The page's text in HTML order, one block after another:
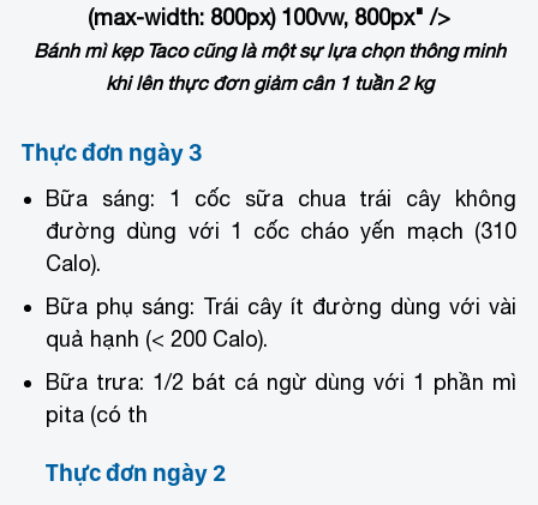
(max-width: 800px) 100vw, 800px" />
Bánh mì kẹp Taco cũng là một sự lựa chọn thông minh
khi lên thực đơn giảm cân 1 tuần 2 kg
Thực đơn ngày 3
Bữa sáng: 1 cốc sữa chua trái cây không
đường dùng với 1 cốc cháo yến mạch (310
Calo).
Bữa phụ sáng: Trái cây ít đường dùng với vài
quả hạnh (< 200 Calo).
Bữa trưa: 1/2 bát cá ngừ dùng với 1 phần mì
pita (có th
Thực đơn ngày 2